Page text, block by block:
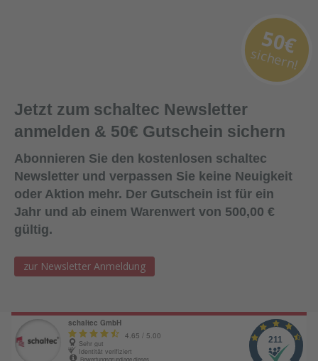
Jetzt zum schaltec Newsletter
anmelden & 50€ Gutschein sichern
Abonnieren Sie den kostenlosen schaltec
Newsletter und verpassen Sie keine Neuigkeit
oder Aktion mehr. Der Gutschein ist für ein
Jahr und ab einem Warenwert von 500,00 €
gültig.
zur Newsletter Anmeldung
50€
sichern!